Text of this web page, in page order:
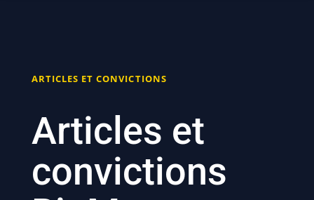
ARTICLES ET CONVICTIONS
Articles et
convictions